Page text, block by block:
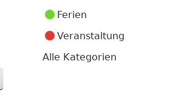
Ferien
Veranstaltung
Alle Kategorien